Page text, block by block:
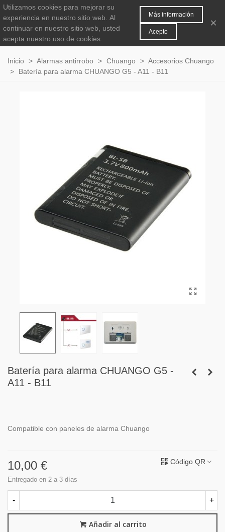
0
Inicio > Alarmas antirrobo > Chuango > Accesorios Chuango
>
Batería para alarma CHUANGO G5 - A11 - B11
Batería para alarma CHUANGO G5 -
A11 - B11
Compatible con paneles de alarma Chuango
10,00 €
Entregado en 2 a 3 días
Código QR
- +
Añadir al carrito
Utilizamos cookies para mejorar su
experiencia en nuestro sitio web. Al
continuar en nuestro sitio web, usted
acepta nuestro uso de cookies.
Más información
Acepto
×